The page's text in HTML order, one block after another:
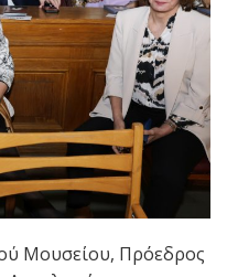
Μουσείου, Πρόεδρος